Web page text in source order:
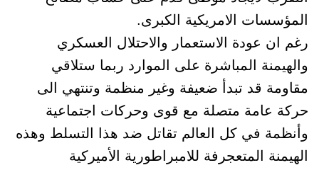
المؤسسات الامريكية الكبرى.
رغم ان عودة الاستعمار والاحتلال العسكري
والهيمنة المباشرة على الموارد ربما ستلاقي
مقاومة قد تبدأ ضعيفة وغير منظمة وتنتهي الى
حركة عامة متصلة مع قوى وحركات اجتماعية
وأنظمة في كل العالم تقاتل ضد هذا التسلط وهذه
الهيمنة المتعجرفة للامبراطورية الأميركية